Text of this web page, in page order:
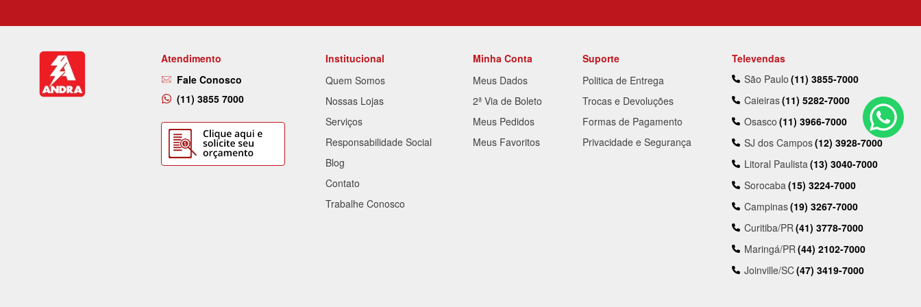
Atendimento
Fale Conosco
(11) 3855 7000
Institucional
Quem Somos
Nossas Lojas
Serviços
Responsabilidade Social
Blog
Contato
Trabalhe Conosco
Minha Conta
Meus Dados
2ª Via de Boleto
Meus Pedidos
Meus Favoritos
Suporte
Politica de Entrega
Trocas e Devoluções
Formas de Pagamento
Privacidade e Segurança
Televendas
São Paulo (11) 3855-7000
Caieiras(11) 5282-7000
Osasco (11) 3966-7000
SJ dos Campos(12) 3928-7000
Litoral Paulista(13) 3040-7000
Sorocaba(15) 3224-7000
Campinas(19) 3267-7000
Curitiba/PR(41) 3778-7000
Maringá/PR(44) 2102-7000
Joinville/SC(47) 3419-7000